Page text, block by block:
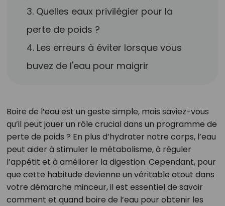
3. Quelles eaux privilégier pour la
perte de poids ?
4. Les erreurs à éviter lorsque vous
buvez de l'eau pour maigrir
Boire de l’eau est un geste simple, mais saviez-vous
qu’il peut jouer un rôle crucial dans un programme de
perte de poids ? En plus d’hydrater notre corps, l’eau
peut aider à stimuler le métabolisme, à réguler
l’appétit et à améliorer la digestion. Cependant, pour
que cette habitude devienne un véritable atout dans
votre démarche minceur, il est essentiel de savoir
comment et quand boire de l’eau pour obtenir les